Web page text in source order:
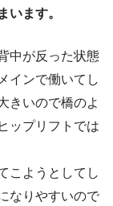
います。
中が反った状態
インで働いてし
きいので橋のよ
ップリフトでは
こようとしてし
なりやすいので